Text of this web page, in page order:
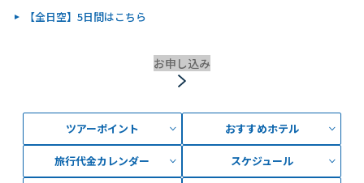
【全日空】5日間はこちら
お申し込み
ツアーポイント おすすめホテル
旅行代金カレンダー スケジュール